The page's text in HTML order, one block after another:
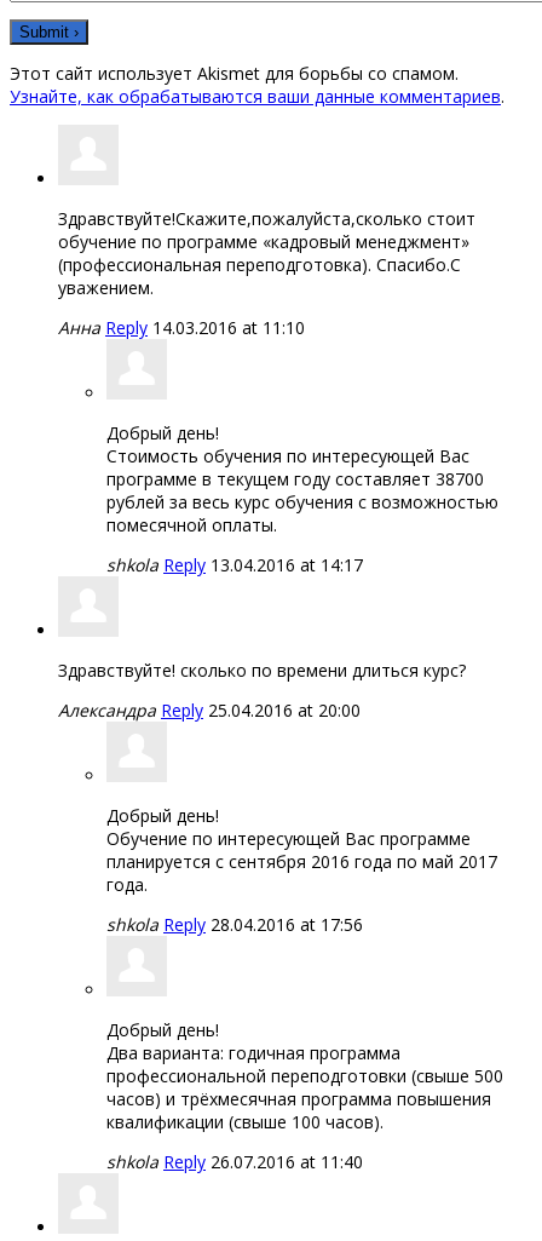
Этот сайт использует Akismet для борьбы со спамом.
Узнайте, как обрабатываются ваши данные комментариев.
Здравствуйте!Скажите,пожалуйста,сколько стоит
обучение по программе «кадровый менеджмент»
(профессиональная переподготовка). Спасибо.С
уважением.
Анна Reply 14.03.2016 at 11:10
Добрый день!
Стоимость обучения по интересующей Вас
программе в текущем году составляет 38700
рублей за весь курс обучения с возможностью
помесячной оплаты.
shkola Reply 13.04.2016 at 14:17
Здравствуйте! сколько по времени длиться курс?
Александра Reply 25.04.2016 at 20:00
Добрый день!
Обучение по интересующей Вас программе
планируется с сентября 2016 года по май 2017
года.
shkola Reply 28.04.2016 at 17:56
Добрый день!
Два варианта: годичная программа
профессиональной переподготовки (свыше 500
часов) и трёхмесячная программа повышения
квалификации (свыше 100 часов).
shkola Reply 26.07.2016 at 11:40